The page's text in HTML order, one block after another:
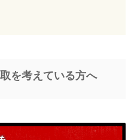
を考えている方へ